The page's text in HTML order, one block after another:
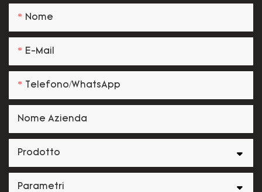
Nome
E-Mail
Telefono/WhatsApp
Nome Azienda
Prodotto
Parametri